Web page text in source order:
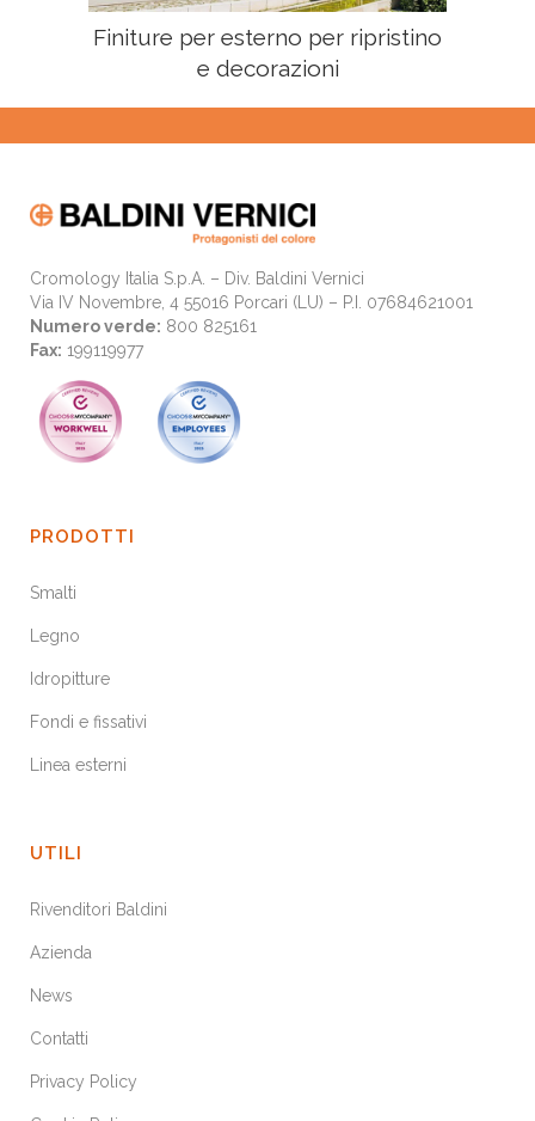
Finiture per esterno per ripristino
e decorazioni
Cromology Italia S.p.A. – Div. Baldini Vernici
Via IV Novembre, 4 55016 Porcari (LU) – P.I. 07684621001
Numero verde: 800 825161
Fax: 199119977
PRODOTTI
Smalti
Legno
Idropitture
Fondi e fissativi
Linea esterni
UTILI
Rivenditori Baldini
Azienda
News
Contatti
Privacy Policy